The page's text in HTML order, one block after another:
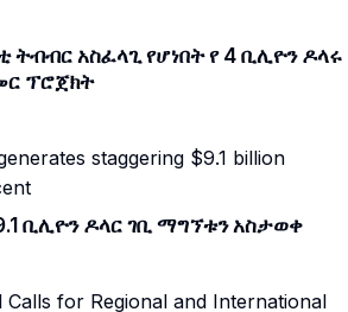
ትብብር አስፈላጊ የሆነበት የ 4 ቢሊዮን ዶላሩ
ፕሮጀክት
ቢሊዮን ዶላር ገቢ ማግኘቱን አስታወቀ